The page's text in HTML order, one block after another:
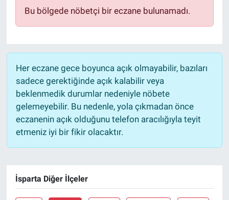
Bu bölgede nöbetçi bir eczane bulunamadı.
Her eczane gece boyunca açık olmayabilir, bazıları
sadece gerektiğinde açık kalabilir veya
beklenmedik durumlar nedeniyle nöbete
gelemeyebilir. Bu nedenle, yola çıkmadan önce
eczanenin açık olduğunu telefon aracılığıyla teyit
etmeniz iyi bir fikir olacaktır.
İsparta Diğer İlçeler